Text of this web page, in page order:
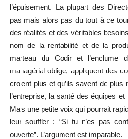
l’épuisement. La plupart des
pas mais alors pas du tout à ce
des réalités et des véritables
nom de la rentabilité et de la
marteau du Codir et l’enclume
managérial oblige, appliquent des
croient plus et qu’ils savent de plus
l’entreprise, la santé des équipes
Mais une petite voix qui pourrait
leur souffler : “Si tu n’es pas
ouverte”. L’argument est imparable.